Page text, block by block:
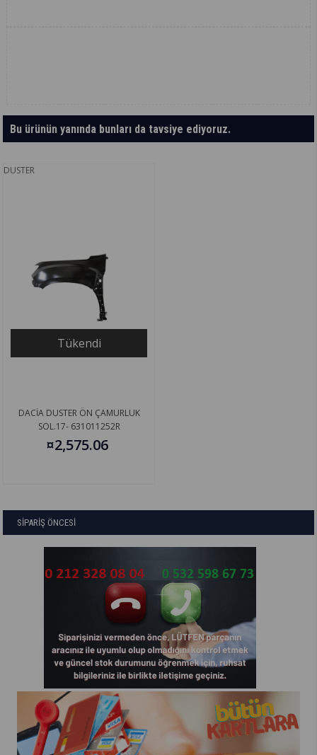
Bu ürünün yanında bunları da tavsiye ediyoruz.
DUSTER
Tükendi
DACİA DUSTER ÖN ÇAMURLUK
SOL.17- 631011252R
¤2,575.06
SİPARİŞ ÖNCESİ